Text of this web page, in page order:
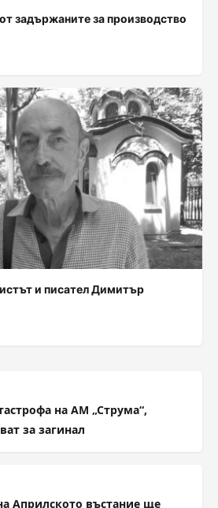
задържаните за производство
и писател Димитър
на АМ „Струма“,
за загинал
Априлското въстание ще